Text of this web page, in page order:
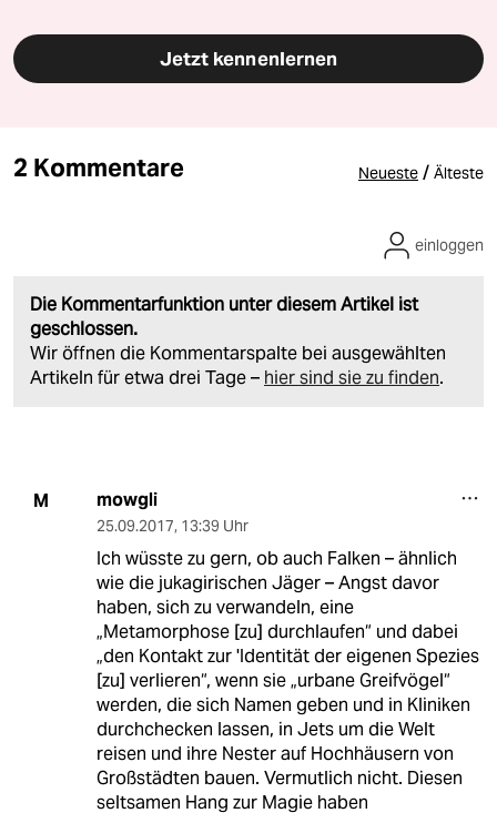
Jetzt kennenlernen
2 Kommentare Neueste / Älteste
Die Kommentarfunktion unter diesem Artikel ist
geschlossen.
Wir öffnen die Kommentarspalte bei ausgewählten
Artikeln für etwa drei Tage – hier sind sie zu finden.
einloggen
M mowgli
25.09.2017, 13:39 Uhr
Ich wüsste zu gern, ob auch Falken – ähnlich
wie die jukagirischen Jäger – Angst davor
haben, sich zu verwandeln, eine
„Metamorphose [zu] durchlaufen“ und dabei
„den Kontakt zur 'Identität der eigenen Spezies
[zu] verlieren“, wenn sie „urbane Greifvögel“
werden, die sich Namen geben und in Kliniken
durchchecken lassen, in Jets um die Welt
reisen und ihre Nester auf Hochhäusern von
Großstädten bauen. Vermutlich nicht. Diesen
seltsamen Hang zur Magie haben